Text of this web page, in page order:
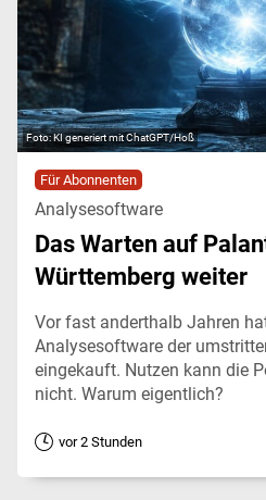
KI generiert mit ChatGPT/Hoß
Für Abonnenten
Analysesoftware
Das Warten auf
Württemberg weiter
Vor fast anderthalb Jahren
Analysesoftware der
eingekauft. Nutzen kann die
nicht. Warum eigentlich?
vor 2 Stunden